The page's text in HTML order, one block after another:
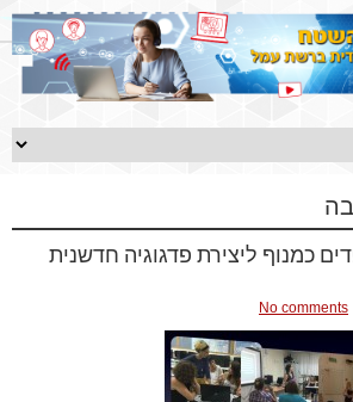
כמנוף ליצירת פדגוגיה חדשנית
No comments